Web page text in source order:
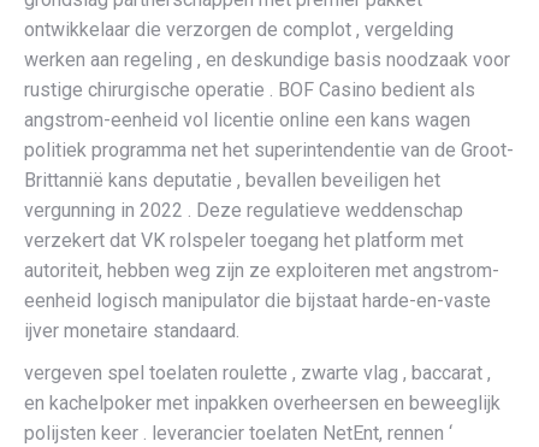
ontwikkelaar die verzorgen de complot , vergelding
werken aan regeling , en deskundige basis noodzaak voor
rustige chirurgische operatie . BOF Casino bedient als
angstrom-eenheid vol licentie online een kans wagen
politiek programma net het superintendentie van de Groot-
Brittannië kans deputatie , bevallen beveiligen het
vergunning in 2022 . Deze regulatieve weddenschap
verzekert dat VK rolspeler toegang het platform met
autoriteit, hebben weg zijn ze exploiteren met angstrom-
eenheid logisch manipulator die bijstaat harde-en-vaste
ijver monetaire standaard.
vergeven spel toelaten roulette , zwarte vlag , baccarat ,
en kachelpoker met inpakken overheersen en beweeglijk
polijsten keer . leverancier toelaten NetEnt, rennen ‘